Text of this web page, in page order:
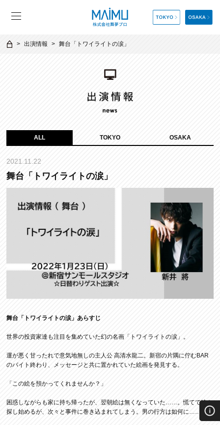
出演情報 舞台「トワイライトの涙」
ALL TOKYO OSAKA
2021.11.22
舞台「トワイライトの涙」
舞台「トワイライトの涙」あらすじ
世界の投資家達も注目を集めていた幻の名画「トワイライトの涙」。
運が悪く甘ったれで意気地無しの主人公 高清水龍二。新宿の片隅に佇むBAR
のバイト終わり、メッセージと共に置かれていた絵画を発見する。
「この絵を預かってくれませんか？」
困惑しながらも家に持ち帰ったが、翌朝絵は無くなっていた……。慌てて絵を
探し始めるが、次々と事件に巻き込まれてしまう。男の行方は如何に……！？